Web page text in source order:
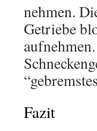
nehmen.
Getriebe
Fazit